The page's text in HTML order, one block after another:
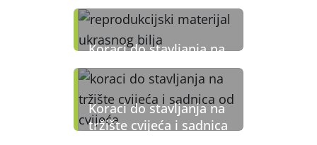
Koraci do stavljanja na
tržište reprodukcijskog
materijala ukrasnog
bilja
Koraci do stavljanja na
tržište cvijeća i sadnica